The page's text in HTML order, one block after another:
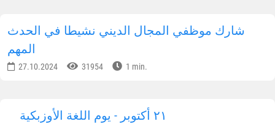
شارك موظفي المجال الديني نشيطا في الحدث
المهم
27.10.2024 31954 1 min.
٢١ أكتوبر - يوم اللغة الأوزبكية